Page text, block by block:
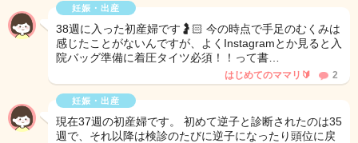
妊娠・出産
38週に入った初産婦です🤰🏻 今の時点で手足のむくみは
感じたことがないんですが、よくInstagramとか見ると入
院バッグ準備に着圧タイツ必須！！って書…
はじめてのママリ🔰 2
妊娠・出産
現在37週の初産婦です。 初めて逆子と診断されたのは35
週で、それ以降は検診のたびに逆子になったり頭位に戻